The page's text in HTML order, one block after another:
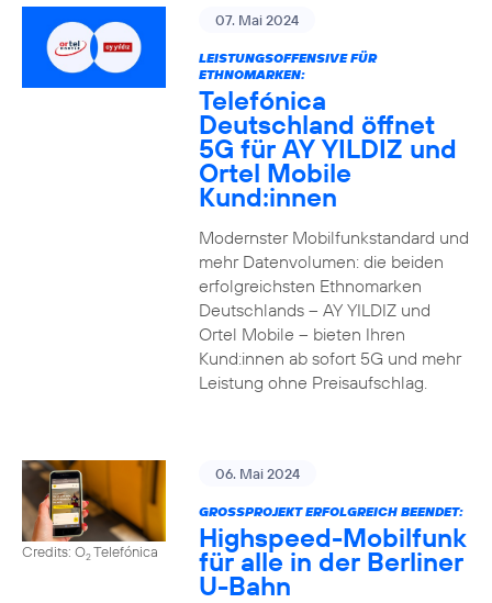
07. Mai 2024
LEISTUNGSOFFENSIVE FÜR
ETHNOMARKEN:
Telefónica
Deutschland öffnet
5G für AY YILDIZ und
Ortel Mobile
Kund:innen
Modernster Mobilfunkstandard und
mehr Datenvolumen: die beiden
erfolgreichsten Ethnomarken
Deutschlands – AY YILDIZ und
Ortel Mobile – bieten Ihren
Kund:innen ab sofort 5G und mehr
Leistung ohne Preisaufschlag.
Credits: O2Telefónica
06. Mai 2024
GROSSPROJEKT ERFOLGREICH BEENDET:
Highspeed-Mobilfunk
für alle in der Berliner
U-Bahn